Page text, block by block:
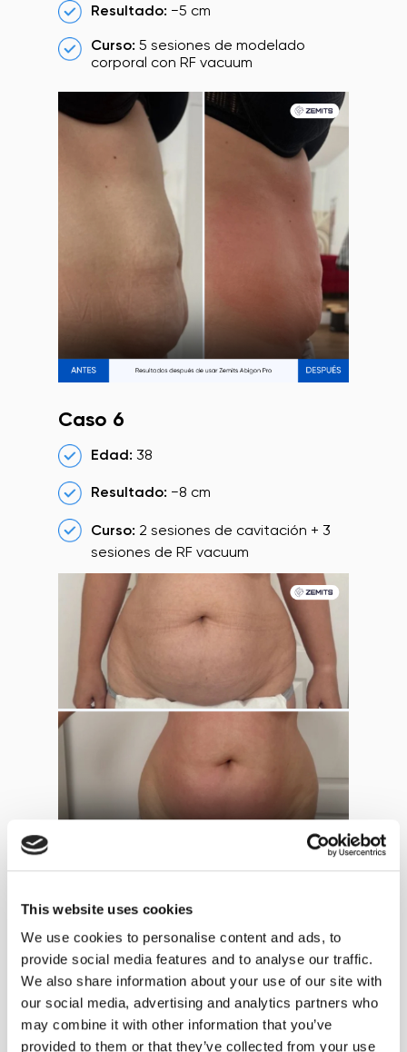
This website uses cookies
We use cookies to personalise content and ads, to
provide social media features and to analyse our traffic.
We also share information about your use of our site with
our social media, advertising and analytics partners who
may combine it with other information that you’ve
provided to them or that they’ve collected from your use
Resultado: −5 cm
Curso: 5 sesiones de modelado
corporal con RF vacuum
Caso 6
Edad: 38
Resultado: −8 cm
Curso: 2 sesiones de cavitación + 3
sesiones de RF vacuum
Caso 7
Edad:53
Resultado: −13 cm
Curso:3 sesiones de cavitación por
ultrasonidos